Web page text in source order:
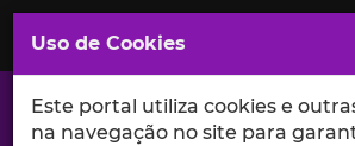
Saltar
para
Conteúdo
Principal
Uso de Cookies
Este portal utiliza cookies e
na navegação no site para